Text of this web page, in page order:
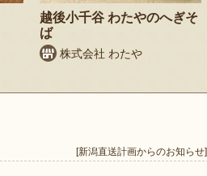
越後小千谷 わたやのへぎそ
ば
株式会社 わたや
[新潟直送計画からのお知らせ]